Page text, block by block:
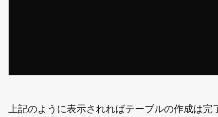
上記のように表示されればテーブルの作成は完